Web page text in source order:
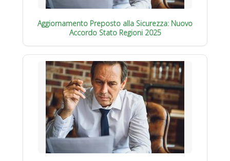
Aggiornamento Preposto alla Sicurezza: Nuovo
Accordo Stato Regioni 2025